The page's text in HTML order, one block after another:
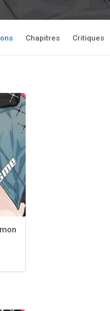
Chapitres Critiques